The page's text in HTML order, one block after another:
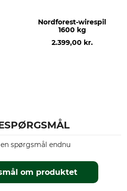
Nordforest-wirespil
1600 kg
2.399,00 kr.
om produktet
spørgsmål endnu